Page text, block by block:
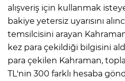
alışveriş için kullanmak
bakiye yetersiz uyarısını
temsilcisini arayan
kez para çekildiği bilgisini
para çekilen Kahraman,
TL'nin 300 farklı hesaba